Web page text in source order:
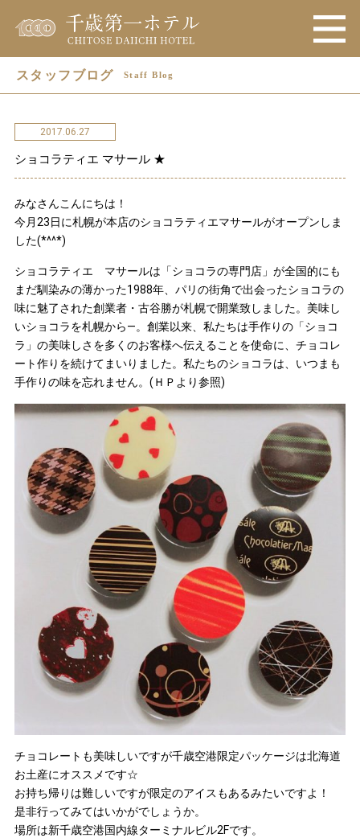
スタッフブログ Staff Blog
2017.06.27
ショコラティエ マサール ★
みなさんこんにちは！
今月23日に札幌が本店のショコラティエマサールがオープンしま
した(*^^*)
ショコラティエ マサールは「ショコラの専門店」が全国的にも
まだ馴染みの薄かった1988年、パリの街角で出会ったショコラの
味に魅了された創業者・古谷勝が札幌で開業致しました。美味し
いショコラを札幌から―。創業以来、私たちは手作りの「ショコ
ラ」の美味しさを多くのお客様へ伝えることを使命に、チョコレ
ート作りを続けてまいりました。私たちのショコラは、いつまも
手作りの味を忘れません。(ＨＰより参照)
チョコレートも美味しいですが千歳空港限定パッケージは北海道
お土産にオススメです☆
お持ち帰りは難しいですが限定のアイスもあるみたいですよ！
是非行ってみてはいかがでしょうか。
場所は新千歳空港国内線ターミナルビル2Fです。